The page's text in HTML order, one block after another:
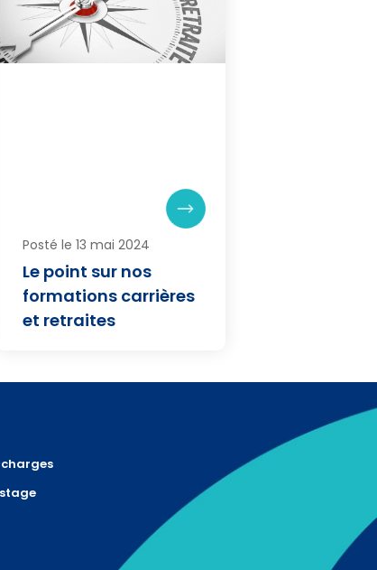
Posté le 13 mai 2024
Le point sur nos
formations carrières
et retraites